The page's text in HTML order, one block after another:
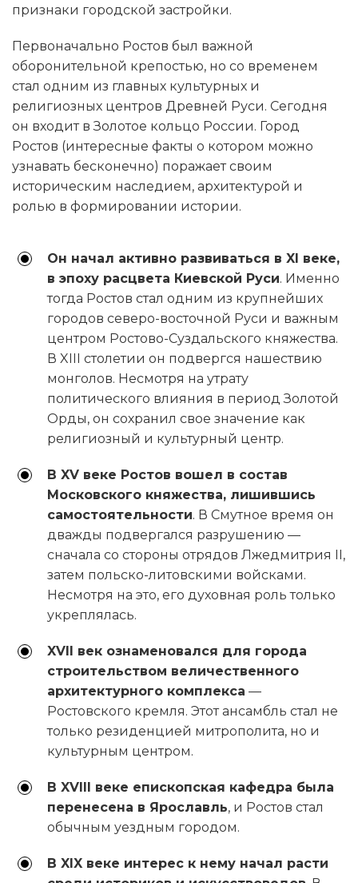
признаки городской застройки.
Первоначально Ростов был важной
оборонительной крепостью, но со временем
стал одним из главных культурных и
религиозных центров Древней Руси. Сегодня
он входит в Золотое кольцо России. Город
Ростов (интересные факты о котором можно
узнавать бесконечно) поражает своим
историческим наследием, архитектурой и
ролью в формировании истории.
Он начал активно развиваться в XI веке,
в эпоху расцвета Киевской Руси. Именно
тогда Ростов стал одним из крупнейших
городов северо-восточной Руси и важным
центром Ростово-Суздальского княжества.
В XIII столетии он подвергся нашествию
монголов. Несмотря на утрату
политического влияния в период Золотой
Орды, он сохранил свое значение как
религиозный и культурный центр.
В XV веке Ростов вошел в состав
Московского княжества, лишившись
самостоятельности. В Смутное время он
дважды подвергался разрушению —
сначала со стороны отрядов Лжедмитрия II,
затем польско-литовскими войсками.
Несмотря на это, его духовная роль только
укреплялась.
XVII век ознаменовался для города
строительством величественного
архитектурного комплекса —
Ростовского кремля. Этот ансамбль стал не
только резиденцией митрополита, но и
культурным центром.
В XVIII веке епископская кафедра была
перенесена в Ярославль, и Ростов стал
обычным уездным городом.
В XIX веке интерес к нему начал расти